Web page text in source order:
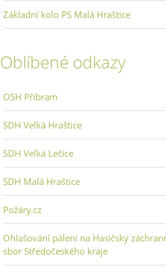
Základní kolo PS Malá Hraštice
Oblíbené odkazy
OSH Příbram
SDH Velká Hraštice
SDH Velká Lečice
SDH Malá Hraštice
Požáry.cz
Ohlašování pálení na Hasičský
sbor Středočeského kraje